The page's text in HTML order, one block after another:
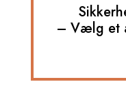
– Vælg et